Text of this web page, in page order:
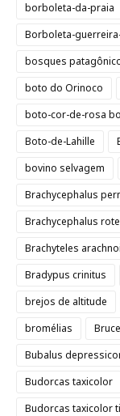
borboleta-da-praia
Borboleta-
bosques
boto do Orinoco
boto-cor-de-rosa
Boto-de-Lahille
bovino selvagem
Brachycephalus
Brachycephalus
Brachyteles
Bradypus crinitus
brejos de altitude
bromélias
Bubalus
Budorcas taxicolor
Budorcas taxicolor